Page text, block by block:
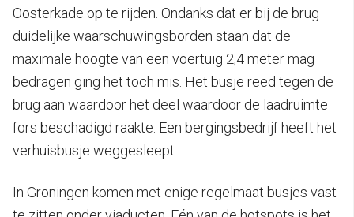
Oosterkade op te rijden. Ondanks dat er bij de brug
duidelijke waarschuwingsborden staan dat de
maximale hoogte van een voertuig 2,4 meter mag
bedragen ging het toch mis. Het busje reed tegen de
brug aan waardoor het deel waardoor de laadruimte
fors beschadigd raakte. Een bergingsbedrijf heeft het
verhuisbusje weggesleept.
In Groningen komen met enige regelmaat busjes vast